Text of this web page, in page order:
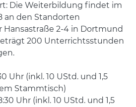
Die Weiterbildung findet im
an den Standorten
Hansastraße 2-4 in Dortmund
200 Unterrichtsstunden
Uhr (inkl. 10 UStd. und 1,5
Stammtisch)
Uhr (inkl. 10 UStd. und 1,5